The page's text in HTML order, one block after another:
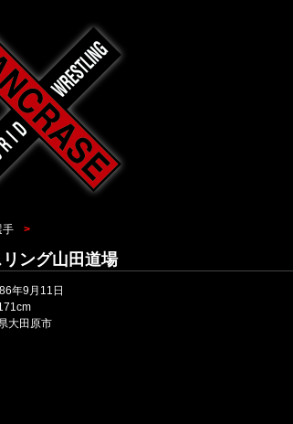
手
ング山田道場
年9月11日
大田原市